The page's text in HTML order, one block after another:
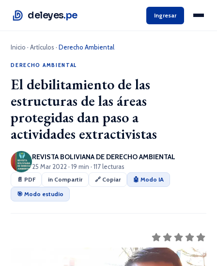
deleyes.pe Ingresar
Inicio ·Artículos ·Derecho Ambiental
DERECHO AMBIENTAL
El debilitamiento de las
estructuras de las áreas
protegidas dan paso a
actividades extractivistas
REVISTA BOLIVIANA DE DERECHO AMBIENTAL
25 Mar 2022 · 19 min · 117 lecturas
📄 PDF in Compartir 🔗 Copiar
🤖 Modo IA
🎯 Modo estudio